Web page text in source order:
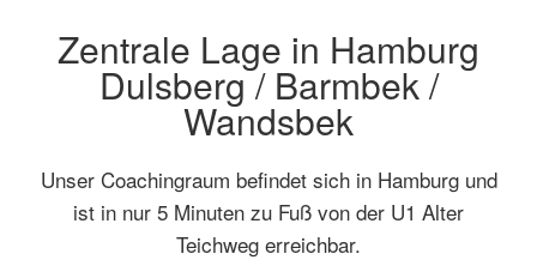
Zentrale Lage in Hamburg
Dulsberg / Barmbek /
Wandsbek
Unser Coachingraum befindet sich in Hamburg und
ist in nur 5 Minuten zu Fuß von der U1 Alter
Teichweg erreichbar.